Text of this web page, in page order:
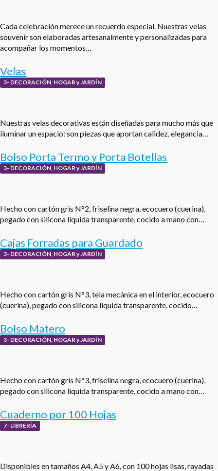
Cada celebración merece un recuerdo especial. Nuestras velas
souvenir son elaboradas artesanalmente y personalizadas para
acompañar los momentos…
Velas
3- DECORACIÓN, HOGAR y JARDÍN
Nuestras velas decorativas están diseñadas para mucho más que
iluminar un espacio: son piezas que aportan calidez, elegancia…
Bolso Porta Termo y Porta Botellas
3- DECORACIÓN, HOGAR y JARDÍN
Hecho con cartón gris N°2, friselina negra, ecocuero (cuerina),
pegado con silicona liquida transparente, cocido a mano con…
Cajas Forradas para Guardado
3- DECORACIÓN, HOGAR y JARDÍN
Hecho con cartón gris N°3, tela mecánica en el interior, ecocuero
(cuerina), pegado con silicona liquida transparente, cocido…
Bolso Matero
3- DECORACIÓN, HOGAR y JARDÍN
Hecho con cartón gris N°3, friselina negra, ecocuero (cuerina),
pegado con silicona liquida transparente, cocido a mano con…
Cuaderno por 100 Hojas
7- LIBRERÍA
Disponibles en tamaños A4, A5 y A6, con 100 hojas lisas, rayadas